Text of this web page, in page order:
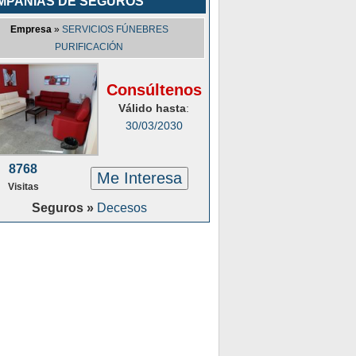
Empresa» SERVICIOS FÚNEBRES
PURIFICACIÓN
Consúltenos
Válido hasta:
30/03/2030
8768
Visitas Me Interesa
Seguros » Decesos